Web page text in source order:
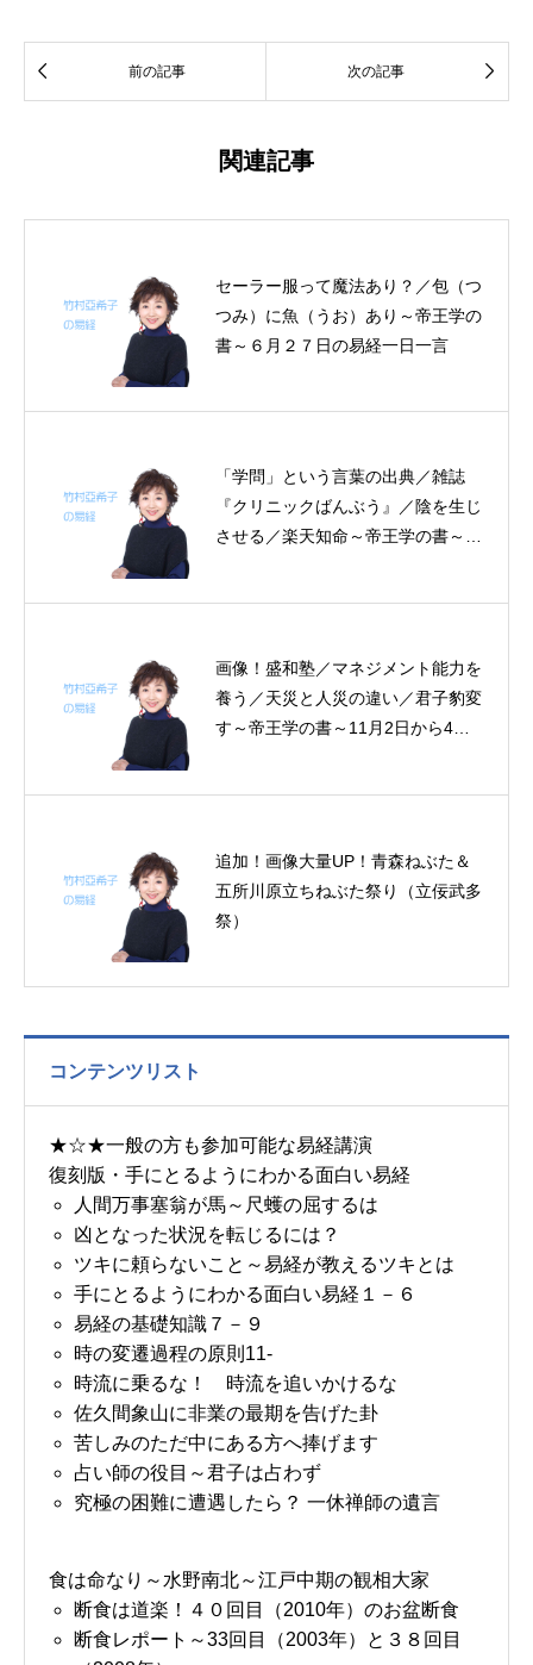
 前の記事 次の記事 
関連記事
セーラー服って魔法あり？／包（つ
つみ）に魚（うお）あり～帝王学の
書～６月２７日の易経一日一言
「学問」という言葉の出典／雑誌
『クリニックばんぶう』／陰を生じ
させる／楽天知命～帝王学の書～5
画像！盛和塾／マネジメント能力を
養う／天災と人災の違い／君子豹変
す～帝王学の書～11月2日から4日
追加！画像大量UP！青森ねぶた＆
五所川原立ちねぶた祭り（立佞武多
祭）
コンテンツリスト
★☆★一般の方も参加可能な易経講演
復刻版・手にとるようにわかる面白い易経
人間万事塞翁が馬～尺蠖の屈するは
凶となった状況を転じるには？
ツキに頼らないこと～易経が教えるツキとは
手にとるようにわかる面白い易経１－６
易経の基礎知識７－９
時の変遷過程の原則11-
時流に乗るな！ 時流を追いかけるな
佐久間象山に非業の最期を告げた卦
苦しみのただ中にある方へ捧げます
占い師の役目～君子は占わず
究極の困難に遭遇したら？ 一休禅師の遺言
食は命なり～水野南北～江戸中期の観相大家
断食は道楽！４０回目（2010年）のお盆断食
断食レポート～33回目（2003年）と３８回目